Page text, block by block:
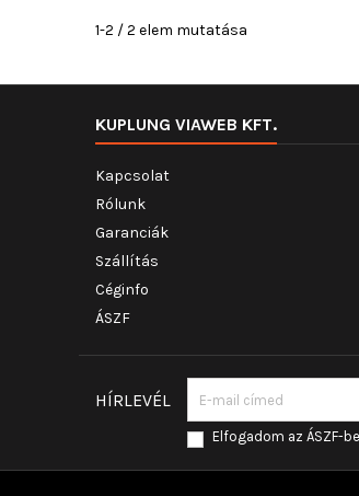
1-2 / 2 elem mutatása
KUPLUNG VIAWEB KFT.
Kapcsolat
Rólunk
Garanciák
Szállítás
Céginfo
ÁSZF
HÍRLEVÉL
Elfogadom az ÁSZF-